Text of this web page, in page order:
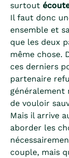
surtout
Il faut donc
ensemble et
que les deux
même chose.
ces derniers
partenaire
généralement
de vouloir
Mais il arrive
aborder les
couple, mais